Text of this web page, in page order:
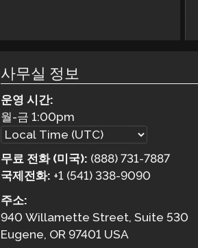
사무실 정보
운영 시간:
월-금1:00pm
무료 전화 (미국): (888) 731-7887
국제전화: +1 (541) 338-9090
주소:
940 Willamette Street, Suite 530
Eugene, OR 97401 USA